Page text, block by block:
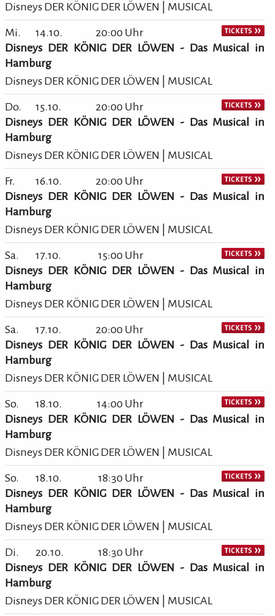
Disneys DER KÖNIG DER LÖWEN | MUSICAL
Mi. 14.10.
20:00 Uhr
Disneys DER KÖNIG DER LÖWEN - Das Musical in
Hamburg
Disneys DER KÖNIG DER LÖWEN | MUSICAL
Do. 15.10.
20:00 Uhr
Disneys DER KÖNIG DER LÖWEN - Das Musical in
Hamburg
Disneys DER KÖNIG DER LÖWEN | MUSICAL
Fr. 16.10.
20:00 Uhr
Disneys DER KÖNIG DER LÖWEN - Das Musical in
Hamburg
Disneys DER KÖNIG DER LÖWEN | MUSICAL
Sa. 17.10.
15:00 Uhr
Disneys DER KÖNIG DER LÖWEN - Das Musical in
Hamburg
Disneys DER KÖNIG DER LÖWEN | MUSICAL
Sa. 17.10.
20:00 Uhr
Disneys DER KÖNIG DER LÖWEN - Das Musical in
Hamburg
Disneys DER KÖNIG DER LÖWEN | MUSICAL
So. 18.10.
14:00 Uhr
Disneys DER KÖNIG DER LÖWEN - Das Musical in
Hamburg
Disneys DER KÖNIG DER LÖWEN | MUSICAL
So. 18.10.
18:30 Uhr
Disneys DER KÖNIG DER LÖWEN - Das Musical in
Hamburg
Disneys DER KÖNIG DER LÖWEN | MUSICAL
Di. 20.10.
18:30 Uhr
Disneys DER KÖNIG DER LÖWEN - Das Musical in
Hamburg
Disneys DER KÖNIG DER LÖWEN | MUSICAL